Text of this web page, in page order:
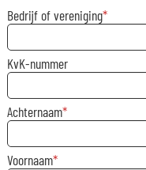
Bedrijf of vereniging
KvK-nummer
Achternaam
Voornaam